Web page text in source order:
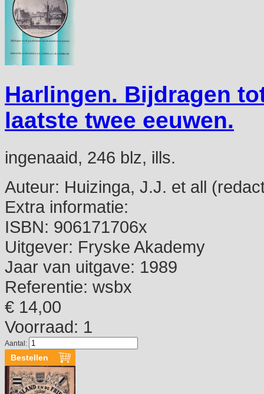
Harlingen. Bijdragen
laatste twee eeuwen.
ingenaaid, 246 blz, ills.
Auteur: Huizinga, J.J. et all
Extra informatie:
ISBN: 906171706x
Uitgever: Fryske Akademy
Jaar van uitgave: 1989
Referentie: wsbx
€ 14,00
Voorraad: 1
Aantal: